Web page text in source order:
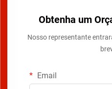
Obtenha um
Nosso representante
Email